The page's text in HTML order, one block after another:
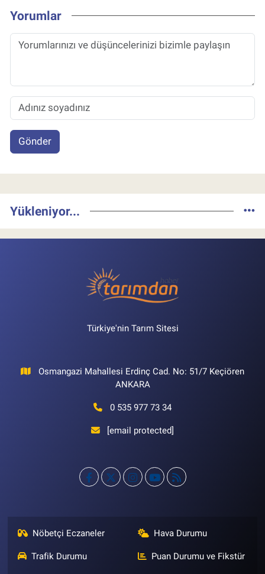
Yorumlar
Gönder
Yükleniyor...
Türkiye'nin Tarım Sitesi
Osmangazi Mahallesi Erdinç Cad. No: 51/7 Keçiören
ANKARA
0 535 977 73 34
[email protected]
Nöbetçi Eczaneler Hava Durumu
Trafik Durumu Puan Durumu ve Fikstür